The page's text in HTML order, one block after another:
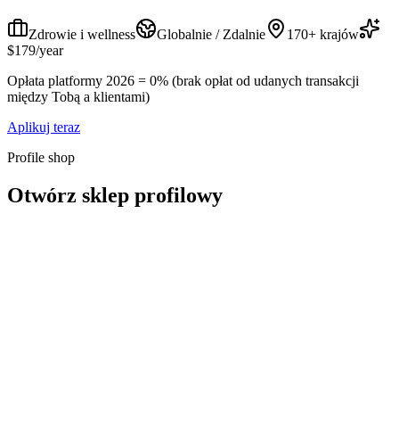
Zdrowie i wellness Globalnie / Zdalnie
170+ krajów
$179/year
Opłata platformy 2026 = 0% (brak opłat od udanych transakcji
między Tobą a klientami)
Aplikuj teraz
Profile shop
Otwórz sklep profilowy